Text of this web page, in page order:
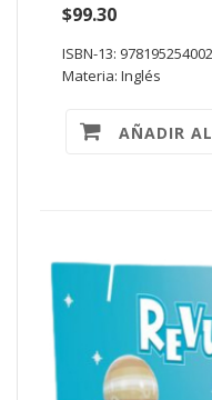
$99.30
ISBN-13:
Materia: Inglés
AÑADIR